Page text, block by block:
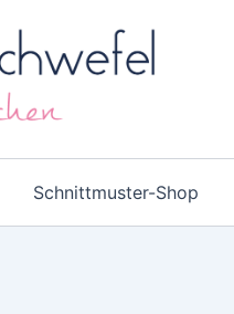
Schnittmuster-Shop